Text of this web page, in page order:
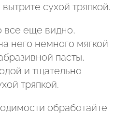
сухой тряпкой.
все еще видно,
него немного мягкой
пасты,
и тщательно
тряпкой.
обработайте